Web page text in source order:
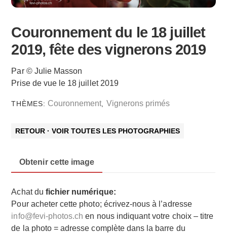
Couronnement du le 18 juillet
2019, fête des vignerons 2019
Par © Julie Masson
Prise de vue le 18 juillet 2019
THÈMES: Couronnement, Vignerons primés
RETOUR · VOIR TOUTES LES PHOTOGRAPHIES
Obtenir cette image
Achat du fichier numérique:
Pour acheter cette photo; écrivez-nous à l’adresse
info@fevi-photos.ch en nous indiquant votre choix – titre
de la photo = adresse complète dans la barre du